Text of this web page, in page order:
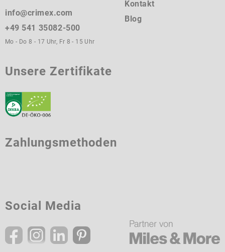
info@crimex.com
+49 541 35082-500
Mo - Do 8 - 17 Uhr, Fr 8 - 15 Uhr
Kontakt
Blog
Unsere Zertifikate
Zahlungsmethoden
Social Media